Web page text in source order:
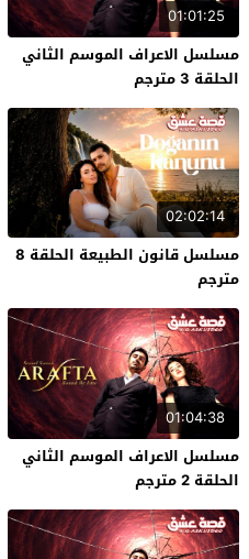
01:01:25
مسلسل الاعراف الموسم الثاني
الحلقة 3 مترجم
02:02:14
مسلسل قانون الطبيعة الحلقة 8
مترجم
01:04:38
مسلسل الاعراف الموسم الثاني
الحلقة 2 مترجم